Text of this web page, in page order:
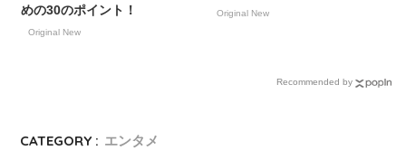
めの30のポイント！
Original New
Original New
Recommended by
CATEGORY : エンタメ